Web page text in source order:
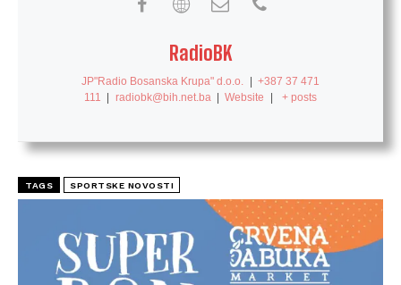
RadioBK
JP"Radio Bosanska Krupa" d.o.o. | +387 37 471
111
| radiobk@bih.net.ba | Website | + posts
TAGS SPORTSKE NOVOSTI